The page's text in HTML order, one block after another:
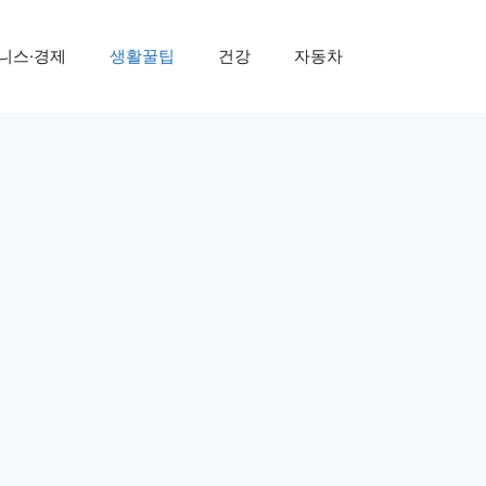
스·경제 생활꿀팁 건강 자동차